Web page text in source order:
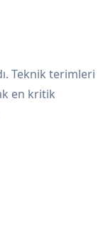
Teknik terimleri
en kritik